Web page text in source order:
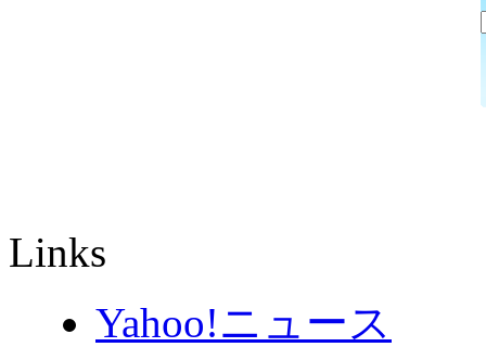
Links
Yahoo!ニュース